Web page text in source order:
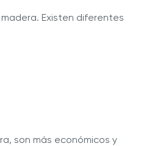
Existen diferentes
son más económicos y